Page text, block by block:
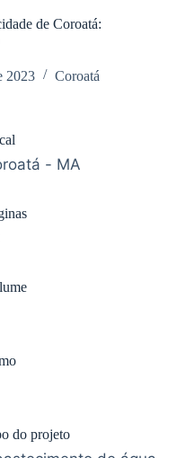
de Coroatá:
2023 Coroatá
- MA
do projeto